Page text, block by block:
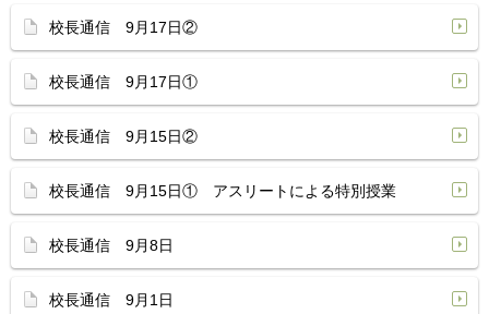
校長通信 9月17日②
校長通信 9月17日①
校長通信 9月15日②
校長通信 9月15日① アスリートによる特別授業
校長通信 9月8日
校長通信 9月1日